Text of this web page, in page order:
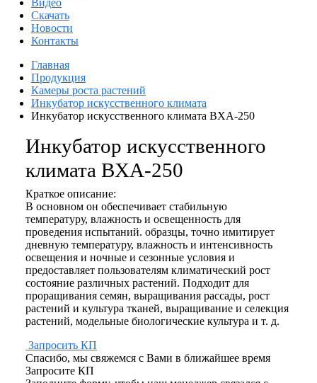
Видео
Скачать
Новости
Контакты
Главная
Продукция
Камеры роста растений
Инкубатор искусственного климата
Инкубатор искусственного климата BXA-250
Инкубатор искусственного
климата BXA-250
Краткое описание:
В основном он обеспечивает стабильную
температуру, влажность и освещенность для
проведения испытаний. образцы, точно имитирует
дневную температуру, влажность и интенсивность
освещения и ночные и сезонные условия и
предоставляет пользователям климатический рост
состояние различных растений. Подходит для
проращивания семян, выращивания рассады, рост
растений и культура тканей, выращивание и селекция
растений, модельные биологические культура и т. д.
Запросить КП
Спасибо, мы свяжемся с Вами в ближайшее время
Запросите КП